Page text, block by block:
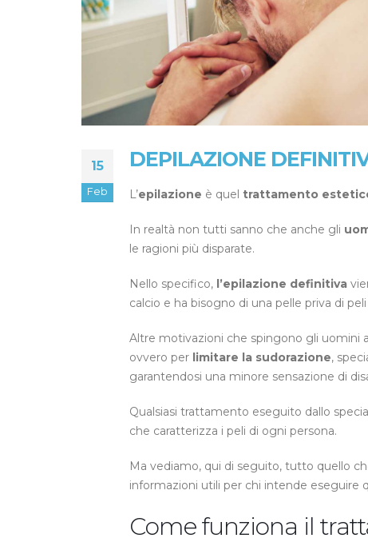
15
Feb
DEPILAZIONE
L’epilazione è quel trattamento
In realtà non tutti sanno che anche gli
le ragioni più disparate.
Nello specifico, l’epilazione definitiva
calcio e ha bisogno di una pelle priva di
Altre motivazioni che spingono gli uomini
ovvero per limitare la sudorazione,
garantendosi una minore sensazione di
Qualsiasi trattamento eseguito dallo
che caratterizza i peli di ogni persona.
Ma vediamo, qui di seguito, tutto quello
informazioni utili per chi intende
Come funziona il